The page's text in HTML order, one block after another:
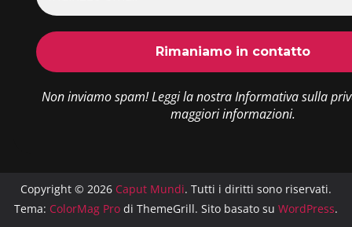
Non inviamo spam! Leggi la nostraInformativa sulla
maggiori informazioni.
Copyright © 2026 Caput Mundi. Tutti i diritti sono riservati.
Tema: ColorMag Pro di ThemeGrill. Sito basato su WordPress.